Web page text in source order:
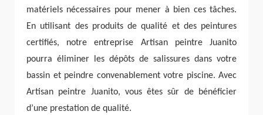
matériels nécessaires pour mener à bien ces tâches.
En utilisant des produits de qualité et des peintures
certifiés, notre entreprise Artisan peintre Juanito
pourra éliminer les dépôts de salissures dans votre
bassin et peindre convenablement votre piscine. Avec
Artisan peintre Juanito, vous êtes sûr de bénéficier
d’une prestation de qualité.